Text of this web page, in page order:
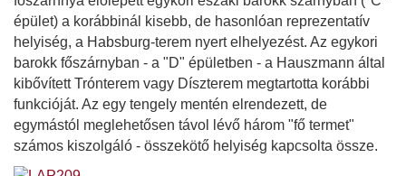
épület) a korábbinál kisebb, de hasonlóan reprezentatív
helyiség, a Habsburg-terem nyert elhelyezést. Az egykori
barokk főszárnyban - a "D" épületben - a Hauszmann által
kibővített Trónterem vagy Díszterem megtartotta korábbi
funkcióját. Az egy tengely mentén elrendezett, de
egymástól meglehetősen távol lévő három "fő termet"
számos kiszolgáló - összekötő helyiség kapcsolta össze.